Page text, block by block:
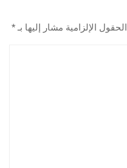
Abdellah
الحقول الإلزامية مشار إليها بـ *